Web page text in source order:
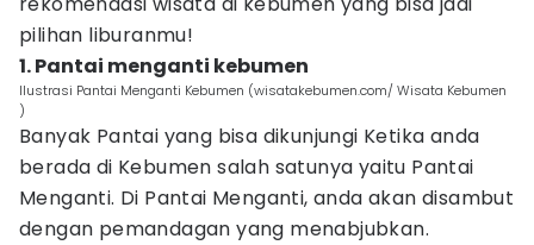
pilihan liburanmu!
1. Pantai menganti kebumen
Ilustrasi Pantai Menganti Kebumen (wisatakebumen.com/ Wisata Kebumen
)
Banyak Pantai yang bisa dikunjungi Ketika anda
berada di Kebumen salah satunya yaitu Pantai
Menganti. Di Pantai Menganti, anda akan disambut
dengan pemandagan yang menabjubkan.